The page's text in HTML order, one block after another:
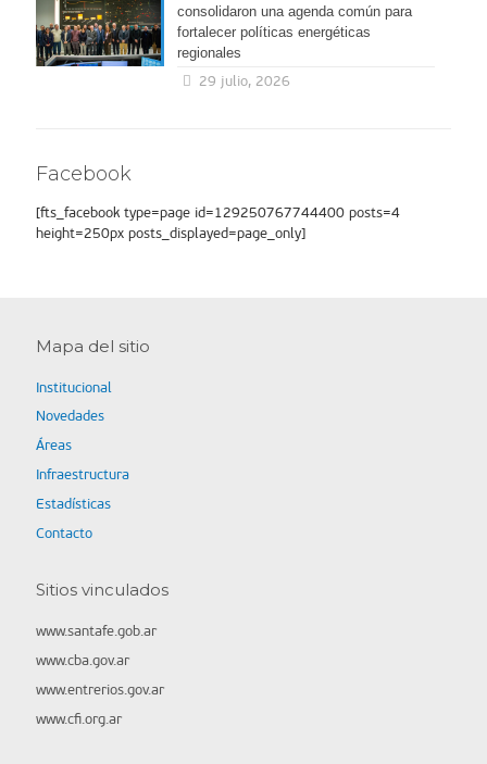
consolidaron una agenda común para
fortalecer políticas energéticas
regionales
29 julio, 2026
Facebook
[fts_facebook type=page id=129250767744400 posts=4
height=250px posts_displayed=page_only]
Mapa del sitio
Institucional
Novedades
Áreas
Infraestructura
Estadísticas
Contacto
Sitios vinculados
www.santafe.gob.ar
www.cba.gov.ar
www.entrerios.gov.ar
www.cfi.org.ar